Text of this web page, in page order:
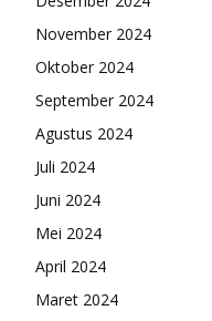
November 2024
Oktober 2024
September 2024
Agustus 2024
Juli 2024
Juni 2024
Mei 2024
April 2024
Maret 2024